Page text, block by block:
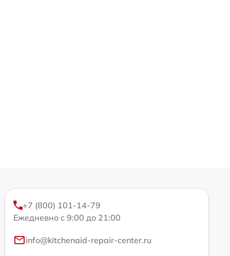
+7 (800) 101-14-79
Ежедневно с 9:00 до 21:00
info@kitchenaid-repair-center.ru